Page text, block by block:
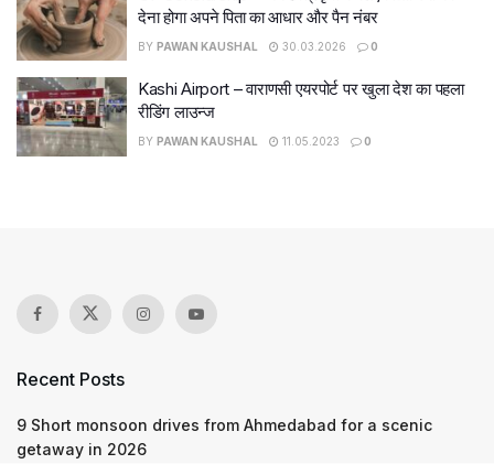
देना होगा अपने पिता का आधार और पैन नंबर
BY PAWAN KAUSHAL 30.03.2026 0
Kashi Airport – वाराणसी एयरपोर्ट पर खुला देश का पहला
रीडिंग लाउन्ज
BY PAWAN KAUSHAL 11.05.2023 0
Recent Posts
9 Short monsoon drives from Ahmedabad for a scenic
getaway in 2026